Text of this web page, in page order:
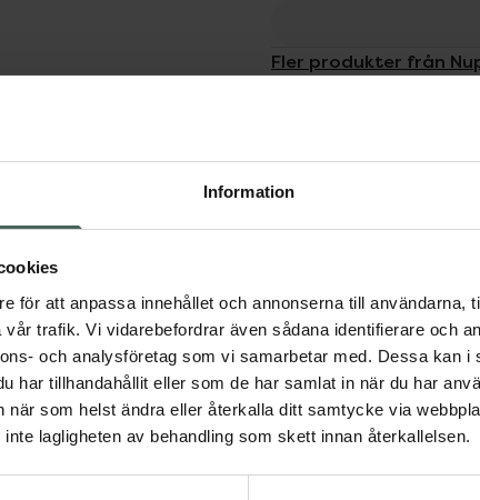
Information
för att anpassa innehållet och annonserna till användarna,
trafik. Vi vidarebefordrar även sådana identifierare och
och analysföretag som vi samarbetar med. Dessa kan i
har tillhandahållit eller som de har samlat in när du har
när som helst ändra eller återkalla ditt samtycke via
lagligheten av behandling som skett innan återkallelsen.
Fler produkter från
Nupo One Meal+
RTD Caffe Latte
Dryckesmix 330 ml
Livsmedel
28 kr
subtil antydan till
att upprätthålla
som är på